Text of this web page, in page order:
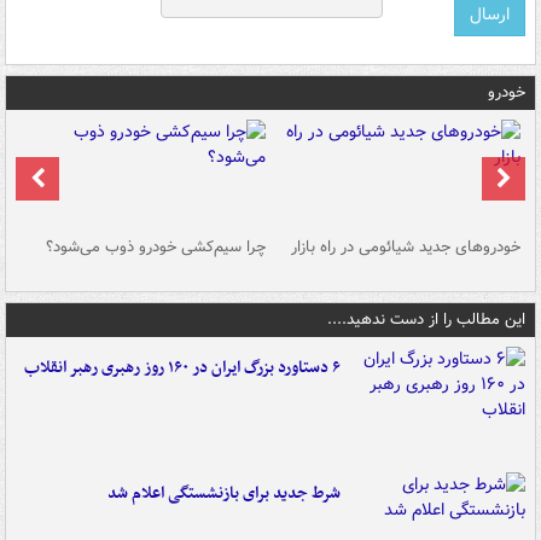
خودرو
خودروهای جدید شیائومی در راه بازار چرا سیم‌کشی خودرو ذوب می‌شود؟
این مطالب را از دست ندهید....
۶ دستاورد بزرگ ایران در ۱۶۰ روز رهبری رهبر انقلاب
شرط جدید برای بازنشستگی اعلام شد